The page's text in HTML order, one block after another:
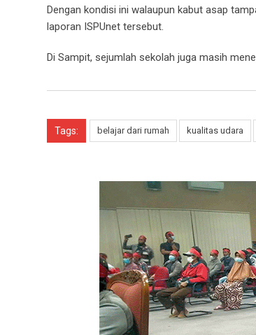
Dengan kondisi ini walaupun kabut asap
laporan ISPUnet tersebut.
Di Sampit, sejumlah sekolah juga masih
Tags: belajar dari rumah kualitas udara